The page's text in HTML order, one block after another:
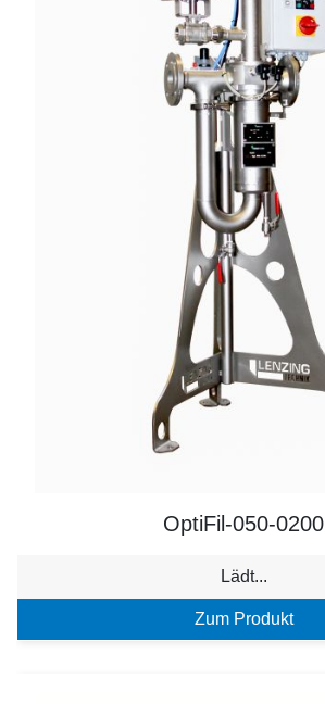
OptiFil-050-0200
Lädt...
Zum Produkt